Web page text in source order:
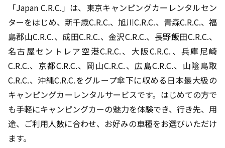
「Japan C.R.C.」は、東京キャンピングカーレンタルセン
ターをはじめ、新千歳C.R.C.、旭川C.R.C.、青森C.R.C.、福
島郡山C.R.C.、成田C.R.C.、金沢C.R.C.、長野飯田C.R.C.、
名古屋セントレア空港C.R.C.、大阪C.R.C.、兵庫尼崎
C.R.C.、京都C.R.C.、岡山C.R.C.、広島C.R.C.、山陰鳥取
C.R.C.、沖縄C.R.C.をグループ傘下に収める日本最大級の
キャンピングカーレンタルサービスです。はじめての方で
も手軽にキャンピングカーの魅力を体験でき、行き先、用
途、ご利用人数に合わせ、お好みの車種をお選びいただけ
ます。